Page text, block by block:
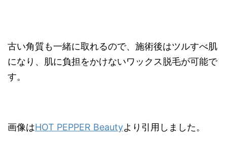
古い角質も一緒に取れるので、施術後はツルすべ肌
になり、肌に負担をかけないワックス脱毛が可能で
す。
画像はHOT PEPPER Beautyより引用しました。